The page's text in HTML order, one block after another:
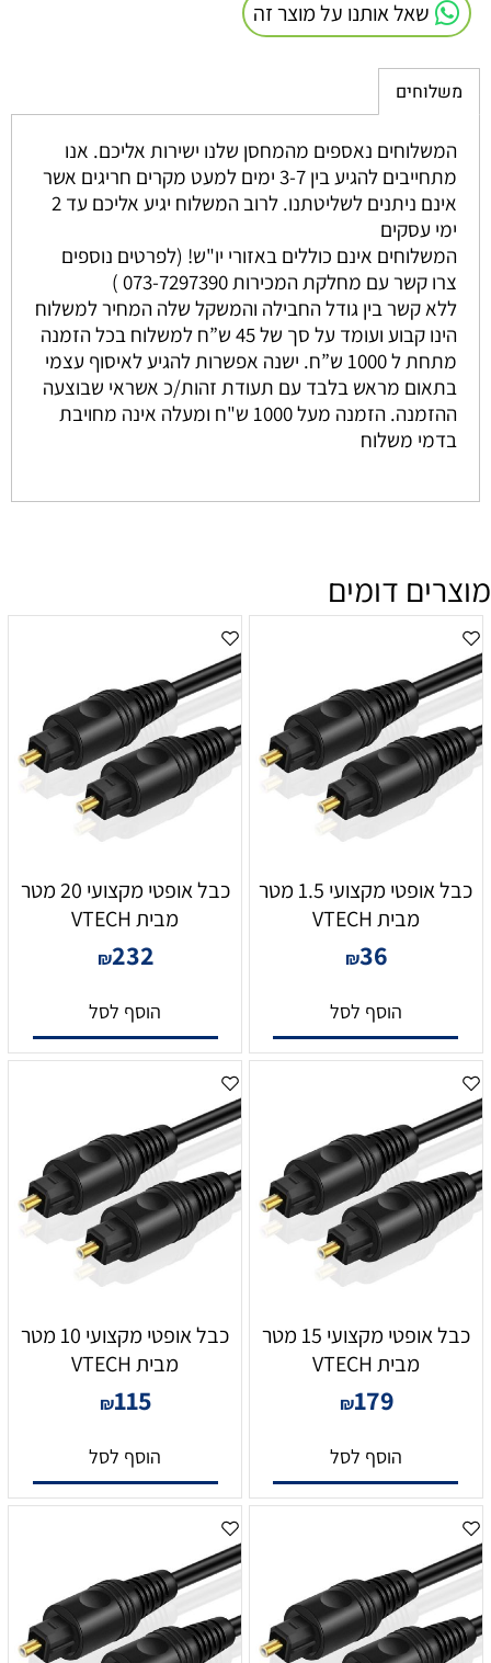
שאל אותנו על מוצר זה
משלוחים
המשלוחים נאספים מהמחסן שלנו ישירות אליכם. אנו
מתחייבים להגיע בין 3-7 ימים למעט מקרים חריגים אשר
אינם ניתנים לשליטתנו. לרוב המשלוח יגיע אליכם עד 2
ימי עסקים
המשלוחים אינם כוללים באזורי יו"ש! (לפרטים נוספים
צרו קשר עם מחלקת המכירות 073-7297390 )
ללא קשר בין גודל החבילה והמשקל שלה המחיר למשלוח
הינו קבוע ועומד על סך של 45 ש”ח למשלוח בכל הזמנה
מתחת ל 1000 ש”ח. ישנה אפשרות להגיע לאיסוף עצמי
בתאום מראש בלבד עם תעודת זהות/כ אשראי שבוצעה
ההזמנה. הזמנה מעל 1000 ש"ח ומעלה אינה מחויבת
בדמי משלוח
מוצרים דומים
כבל אופטי מקצועי 1.5 מטר
מבית VTECH
₪36
הוסף לסל
כבל אופטי מקצועי 20 מטר
מבית VTECH
₪232
הוסף לסל
כבל אופטי מקצועי 15 מטר
מבית VTECH
₪179
הוסף לסל
כבל אופטי מקצועי 10 מטר
מבית VTECH
₪115
הוסף לסל